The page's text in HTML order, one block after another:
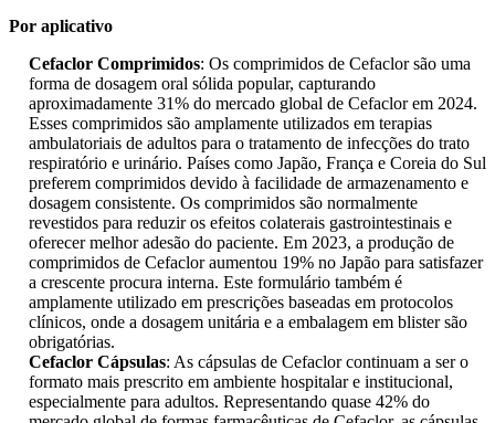
Por aplicativo
Cefaclor Comprimidos: Os comprimidos de Cefaclor são uma
forma de dosagem oral sólida popular, capturando
aproximadamente 31% do mercado global de Cefaclor em 2024.
Esses comprimidos são amplamente utilizados em terapias
ambulatoriais de adultos para o tratamento de infecções do trato
respiratório e urinário. Países como Japão, França e Coreia do Sul
preferem comprimidos devido à facilidade de armazenamento e
dosagem consistente. Os comprimidos são normalmente
revestidos para reduzir os efeitos colaterais gastrointestinais e
oferecer melhor adesão do paciente. Em 2023, a produção de
comprimidos de Cefaclor aumentou 19% no Japão para satisfazer
a crescente procura interna. Este formulário também é
amplamente utilizado em prescrições baseadas em protocolos
clínicos, onde a dosagem unitária e a embalagem em blister são
obrigatórias.
Cefaclor Cápsulas: As cápsulas de Cefaclor continuam a ser o
formato mais prescrito em ambiente hospitalar e institucional,
especialmente para adultos. Representando quase 42% do